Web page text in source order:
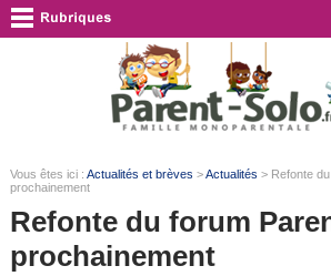
Vous êtes ici : Actualités et brèves >Actualités > Refonte
prochainement
Refonte du forum
prochainement